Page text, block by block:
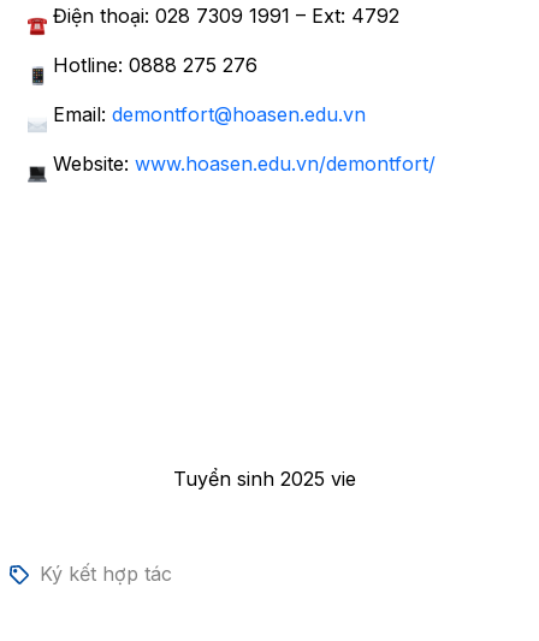
Điện thoại: 028 7309 1991 – Ext: 4792
Hotline: 0888 275 276
Email: demontfort@hoasen.edu.vn
Website: www.hoasen.edu.vn/demontfort/
Tuyển sinh 2025 vie
Ký kết hợp tác